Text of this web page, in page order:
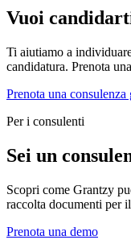
Vuoi
Ti aiutiamo a
candidatura. Prenota
Prenota una consulenza
Per i consulenti
Sei un
Scopri come Grantzy
raccolta documenti per
Prenota una demo